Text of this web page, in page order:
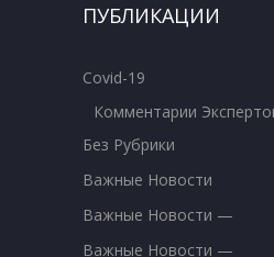
ПУБЛИКАЦИИ
Covid-19
Комментарии
Без Рубрики
Важные Новости
Важные Новости —
Важные Новости —